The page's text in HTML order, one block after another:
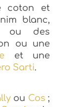
coton et
blanc,
ou des
ou une
et une
Sarti.
ou Cos ;